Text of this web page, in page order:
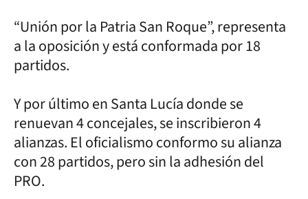
“Unión por la Patria San Roque”, representa
a la oposición y está conformada por 18
partidos.
Y por último en Santa Lucía donde se
renuevan 4 concejales, se inscribieron 4
alianzas. El oficialismo conformo su alianza
con 28 partidos, pero sin la adhesión del
PRO.